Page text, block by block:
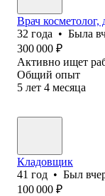
Врач косметолог,
32 года • Была
300 000 ₽
Активно ищет
Общий опыт
5 лет 4 месяца
Кладовщик
41 год • Был
100 000 ₽